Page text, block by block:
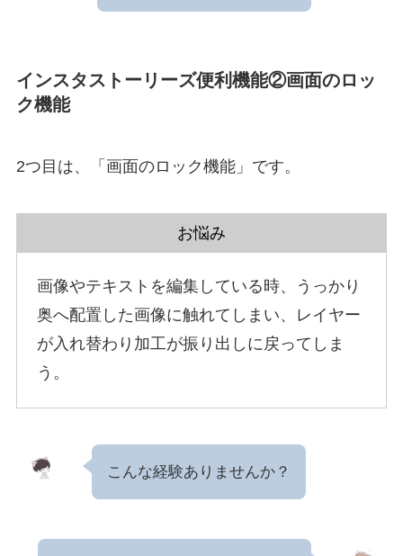
インスタストーリーズ便利機能②画面のロッ
ク機能
2つ目は、「画面のロック機能」です。
お悩み
画像やテキストを編集している時、うっかり
奥へ配置した画像に触れてしまい、レイヤー
が入れ替わり加工が振り出しに戻ってしま
う。
こんな経験ありませんか？